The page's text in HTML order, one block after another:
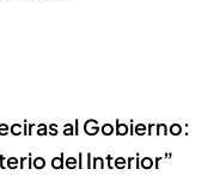
al Gobierno:
del Interior”